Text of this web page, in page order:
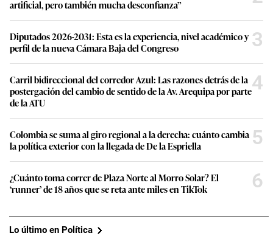
artificial, pero también mucha desconfianza”
Diputados 2026-2031: Esta es la experiencia, nivel académico y
perfil de la nueva Cámara Baja del Congreso
3
Carril bidireccional del corredor Azul: Las razones detrás de la
postergación del cambio de sentido de la Av. Arequipa por parte
de la ATU
4
Colombia se suma al giro regional a la derecha: cuánto cambia
la política exterior con la llegada de De la Espriella
5
¿Cuánto toma correr de Plaza Norte al Morro Solar? El
‘runner’ de 18 años que se reta ante miles en TikTok
6
Lo último en Política